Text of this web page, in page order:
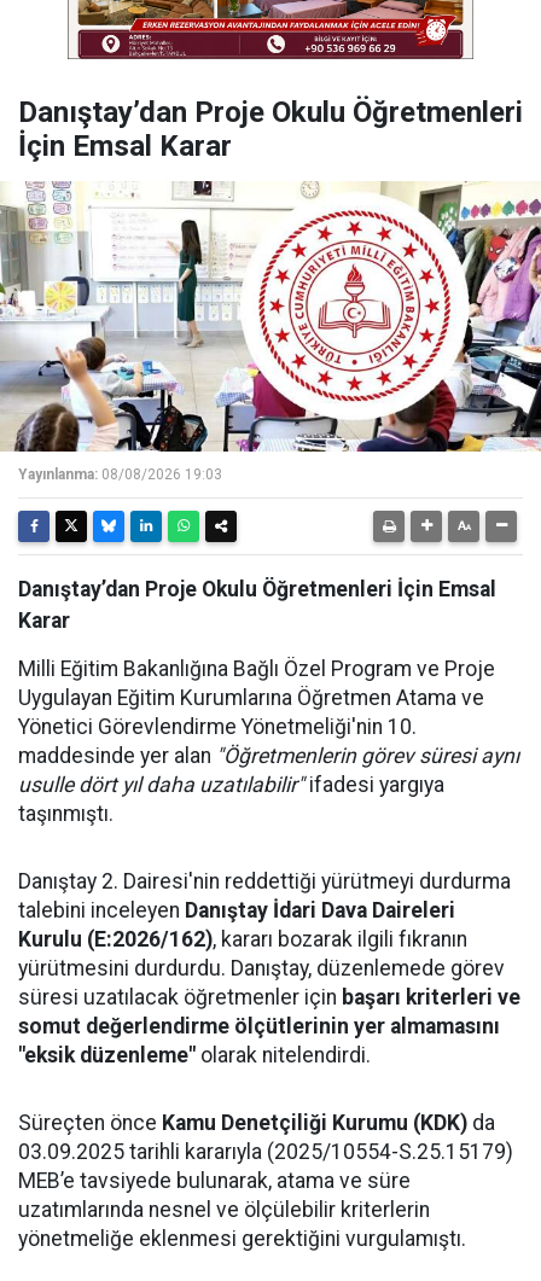
Danıştay’dan Proje Okulu Öğretmenleri
İçin Emsal Karar
Yayınlanma: 08/08/2026 19:03
Danıştay’dan Proje Okulu Öğretmenleri İçin Emsal
Karar
Milli Eğitim Bakanlığına Bağlı Özel Program ve Proje
Uygulayan Eğitim Kurumlarına Öğretmen Atama ve
Yönetici Görevlendirme Yönetmeliği'nin 10.
maddesinde yer alan "Öğretmenlerin görev süresi aynı
usulle dört yıl daha uzatılabilir"ifadesi yargıya
taşınmıştı.
Danıştay 2. Dairesi'nin reddettiği yürütmeyi durdurma
talebini inceleyen Danıştay İdari Dava Daireleri
Kurulu (E:2026/162), kararı bozarak ilgili fıkranın
yürütmesini durdurdu. Danıştay, düzenlemede görev
süresi uzatılacak öğretmenler için başarı kriterleri ve
somut değerlendirme ölçütlerinin yer almamasını
"eksik düzenleme" olarak nitelendirdi.
Süreçten önce Kamu Denetçiliği Kurumu (KDK) da
03.09.2025 tarihli kararıyla (2025/10554-S.25.15179)
MEB’e tavsiyede bulunarak, atama ve süre
uzatımlarında nesnel ve ölçülebilir kriterlerin
yönetmeliğe eklenmesi gerektiğini vurgulamıştı.